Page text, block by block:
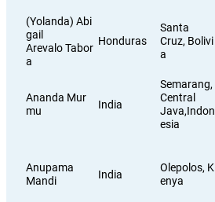
(Yolanda) Abi
gail
Arevalo Tabor
a
Honduras
Santa
Cruz, Bolivi
a
Ananda Mur
mu
India
Semarang,
Central
Java,Indon
esia
Anupama
Mandi
India
Olepolos, K
enya